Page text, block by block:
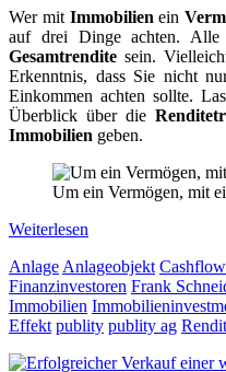
Wer mit Immobilien ein
auf drei Dinge achten. Alle
Gesamtrendite sein.
Erkenntnis, dass Sie nicht
Einkommen achten sollte.
Überblick über die
Immobilien geben.
Um ein Vermögen, mit
Weiterlesen
Anlage Anlageobjekt Cashflow
Finanzinvestoren Frank
Immobilien
Effekt publity publity ag